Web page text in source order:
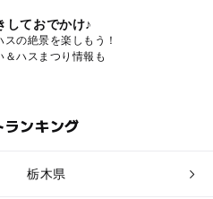
しておでかけ♪
の絶景を楽しもう！
＆ハスまつり情報も
ンキング
栃木県